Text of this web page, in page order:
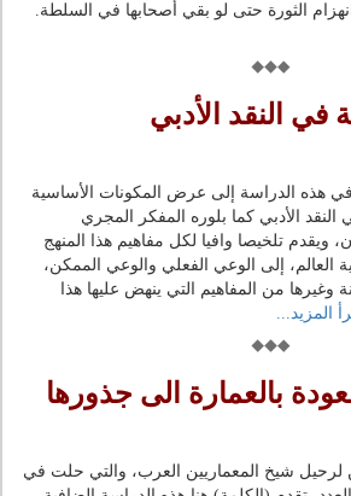
الثورة حتى لو بقي أصحابها في السلطة.
في النقد الأدبي
هذه الدراسة إلى عرض المكونات الأساسية
النقد الأدبي كما بلوره المفكر المجري
ويقدم تلخيصا وافيا لكل مفاهيم هذا المنهج
العالم، إلى الوعي الفعلي والوعي الممكن،
وغيرها من المفاهيم التي ينهض عليها هذا
المزيد...
بالعمارة الى جذورها
لرحيل شيخ المعماريين العرب، والتي حلت في